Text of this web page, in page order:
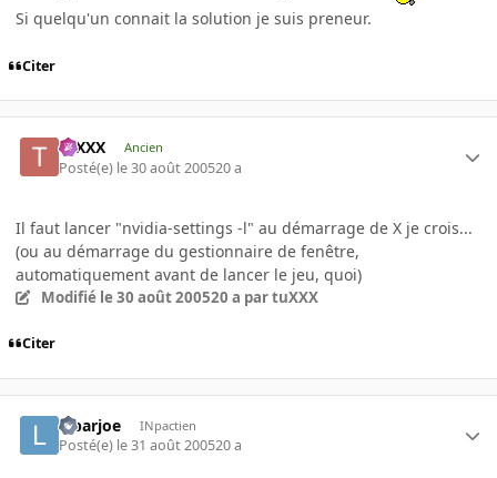
Si quelqu'un connait la solution je suis preneur.
Citer
tuXXX Ancien
Posté(e) le 30 août 200520 a
Il faut lancer "nvidia-settings -l" au démarrage de X je crois...
(ou au démarrage du gestionnaire de fenêtre,
automatiquement avant de lancer le jeu, quoi)
Modifié le 30 août 200520 a par tuXXX
Citer
lebarjoe INpactien
Posté(e) le 31 août 200520 a